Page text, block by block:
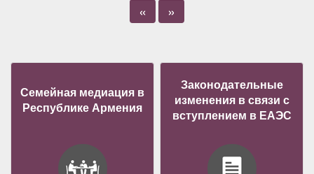
« »
Семейная медиация в
Республике Армения
Законодательные
изменения в связи с
вступлением в ЕАЭС